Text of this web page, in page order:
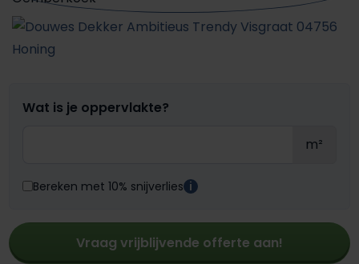
Wat is je oppervlakte?
m²
Bereken met 10% snijverlies i
Vraag vrijblijvende offerte aan!